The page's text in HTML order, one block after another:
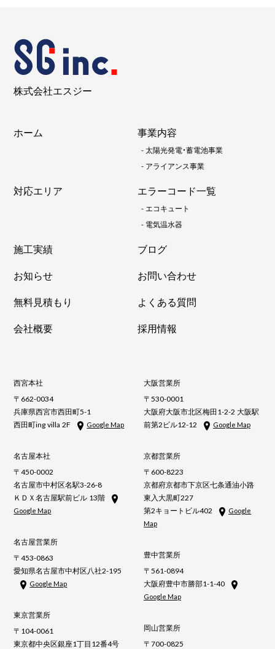
株式会社エスジー
ホーム 事業内容
-太陽光発電・蓄電池事業
- アライアンス事業
対応エリア エラーコード一覧
-エコキュート
- 電気温水器
施工実績
ブログ
お知らせ
お問い合わせ
無料見積もり
よくある質問
会社概要
採用情報
西宮本社
〒662-0034
兵庫県西宮市西田町5-1
西田町ing villa 2F
Google Map
名古屋本社
〒450-0002
名古屋市中村区名駅3-26-8
ＫＤＸ名古屋駅前ビル 13階
Google Map
名古屋営業所
〒453-0863
愛知県名古屋市中村区八社2-195
Google Map
東京営業所
〒104-0061
東京都中央区銀座1丁目12番4号
大阪営業所
〒530-0001
大阪府大阪市北区梅田1-2-2 大阪駅
前第2ビル12-12
Google Map
京都営業所
〒600-8223
京都府京都市下京区七条通油小路
東入大黒町227
第2キョートビル402
Google
Map
豊中営業所
〒561-0894
大阪府豊中市勝部1-1-40
Google Map
岡山営業所
〒700-0825